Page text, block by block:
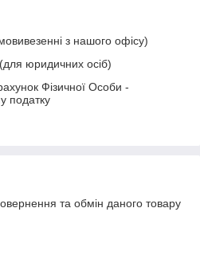
з нашого офісу)
юридичних осіб)
Фізичної Особи -
податку
та обмін даного товару